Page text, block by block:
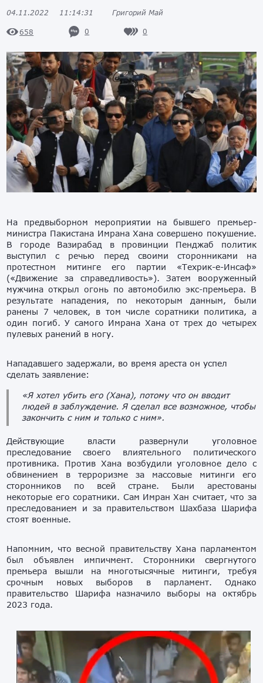
04.11.2022 11:14:31 Григорий Май
658 0 0
На предвыборном мероприятии на бывшего премьер-
министра Пакистана Имрана Хана совершено покушение.
В городе Вазирабад в провинции Пенджаб политик
выступил с речью перед своими сторонниками на
протестном митинге его партии «Техрик-е-Инсаф»
(«Движение за справедливость»). Затем вооруженный
мужчина открыл огонь по автомобилю экс-премьера. В
результате нападения, по некоторым данным, были
ранены 7 человек, в том числе соратники политика, а
один погиб. У самого Имрана Хана от трех до четырех
пулевых ранений в ногу.
Нападавшего задержали, во время ареста он успел
сделать заявление:
«Я хотел убить его (Хана), потому что он вводит
людей в заблуждение. Я сделал все возможное, чтобы
закончить с ним и только с ним».
Действующие власти развернули уголовное
преследование своего влиятельного политического
противника. Против Хана возбудили уголовное дело с
обвинением в терроризме за массовые митинги его
сторонников по всей стране. Были арестованы
некоторые его соратники. Сам Имран Хан считает, что за
преследованием и за правительством Шахбаза Шарифа
стоят военные.
Напомним, что весной правительству Хана парламентом
был объявлен импичмент. Сторонники свергнутого
премьера вышли на многотысячные митинги, требуя
срочным новых выборов в парламент. Однако
правительство Шарифа назначило выборы на октябрь
2023 года.